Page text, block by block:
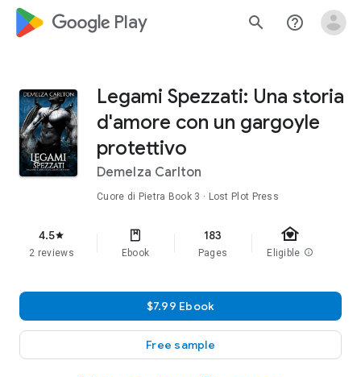
google_logo Play search help_outline
Legami Spezzati: Una storia
d'amore con un gargoyle
protettivo
Demelza Carlton
Cuore di Pietra Book 3 · Lost Plot Press
4.5star
2 reviews Ebook
183
Pages
family_home
Eligible info
$7.99 Ebook
Free sample